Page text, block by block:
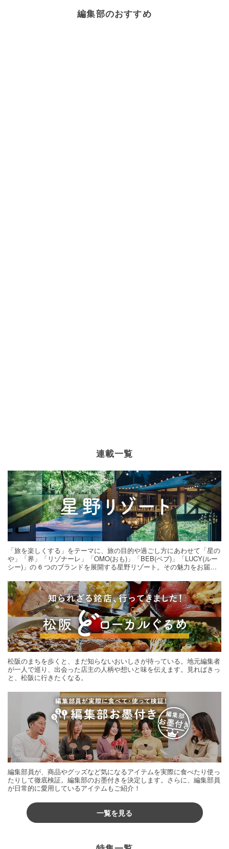
編集部のおすすめ
連載一覧
「旅を楽しくする」をテーマに、旅の目的や過ごし方にあわせて「星の
や」「界」「リゾナーレ」「OMO(おも)」「BEB(ベブ)」「LUCY(ルー
シー)」の 6 つのブランドを展開する星野リゾート。その魅力をお届け
松阪のまちを歩くと、まだ知らないおいしさが待っている。地元編集者
が一人で巡り、出会った店主の人柄や想いと味を伝えます。見ればきっ
と、松阪に行きたくなる。
編集部員が、商品やグッズなど気になるアイテムを実際に食べたり使っ
たりして徹底検証。編集部のお墨付きを決定します。さらに、編集部員
が日常的に愛用しているアイテムもご紹介！
一覧を見る